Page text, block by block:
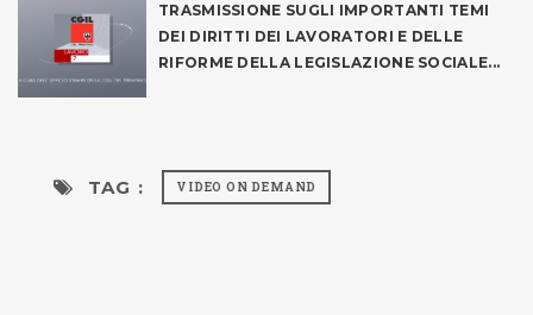
TRASMISSIONE SUGLI IMPORTANTI TEMI
DEI DIRITTI DEI LAVORATORI E DELLE
RIFORME DELLA LEGISLAZIONE SOCIALE...
TAG : VIDEO ON DEMAND